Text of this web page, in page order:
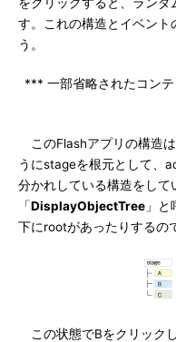
す。これの構造とイベント
う。
*** 一部省略されたコンテ
このFlashアプリの構造
うにstageを根元として、
分かれしている構造をして
「DisplayObjectTree 」
下にrootがあったりするの
この状態でBをクリック